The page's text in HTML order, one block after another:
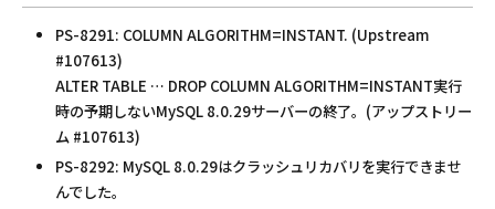
PS-8291: COLUMN ALGORITHM=INSTANT. (Upstream
#107613)
ALTER TABLE … DROP COLUMN ALGORITHM=INSTANT実行
時の予期しないMySQL 8.0.29サーバーの終了。(アップストリー
ム #107613)
PS-8292: MySQL 8.0.29はクラッシュリカバリを実行できませ
んでした。